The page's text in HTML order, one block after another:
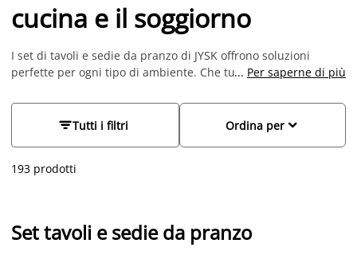
cucina e il soggiorno
I set di tavoli e sedie da pranzo di JYSK offrono soluzioni
perfette per ogni tipo di ambiente. Che tu preferisca uno stile
sala da pranzo accogliente e funzionale. Scopri la nostra
selezione e trova il set che meglio si adatta al tuo spazio e alle
... Per saperne di più
Tutti i filtri 
Ordina per
193 prodotti
Set tavoli e sedie da pranzo